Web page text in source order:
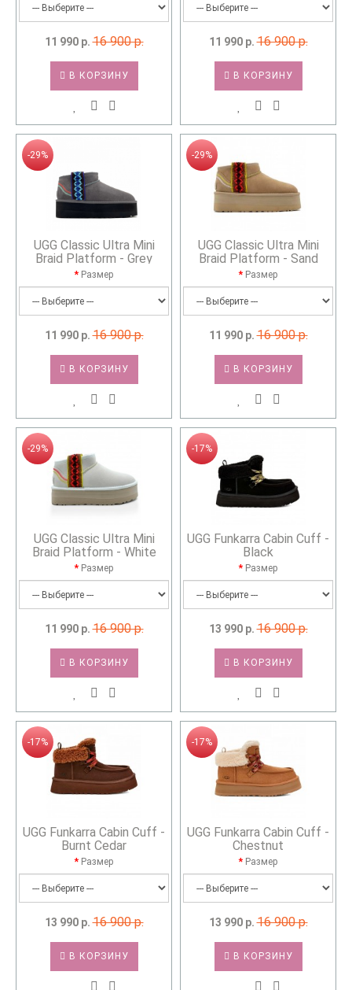
11 990 р. 16 900 р.
В КОРЗИНУ
11 990 р. 16 900 р.
В КОРЗИНУ
-29%
UGG Classic Ultra Mini
Braid Platform - Grey
Размер
11 990 р. 16 900 р.
В КОРЗИНУ
-29%
UGG Classic Ultra Mini
Braid Platform - Sand
Размер
11 990 р. 16 900 р.
В КОРЗИНУ
-29%
UGG Classic Ultra Mini
Braid Platform - White
Размер
11 990 р. 16 900 р.
В КОРЗИНУ
-17%
UGG Funkarra Cabin Cuff -
Black
Размер
13 990 р. 16 900 р.
В КОРЗИНУ
-17%
UGG Funkarra Cabin Cuff -
Burnt Cedar
Размер
13 990 р. 16 900 р.
В КОРЗИНУ
-17%
UGG Funkarra Cabin Cuff -
Chestnut
Размер
13 990 р. 16 900 р.
В КОРЗИНУ